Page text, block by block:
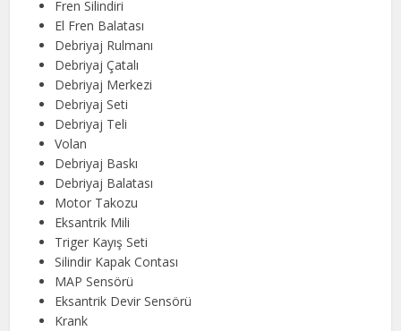
Fren Silindiri
El Fren Balatası
Debriyaj Rulmanı
Debriyaj Çatalı
Debriyaj Merkezi
Debriyaj Seti
Debriyaj Teli
Volan
Debriyaj Baskı
Debriyaj Balatası
Motor Takozu
Eksantrik Mili
Triger Kayış Seti
Silindir Kapak Contası
MAP Sensörü
Eksantrik Devir Sensörü
Krank